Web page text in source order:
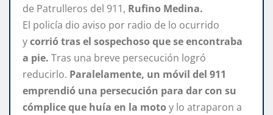
de Patrulleros del 911, Rufino Medina.
El policía dio aviso por radio de lo ocurrido
ycorrió tras el sospechoso que se encontraba
a pie. Tras una breve persecución logró
reducirlo. Paralelamente, un móvil del 911
emprendió una persecución para dar con su
cómplice que huía en la moto y lo atraparon a